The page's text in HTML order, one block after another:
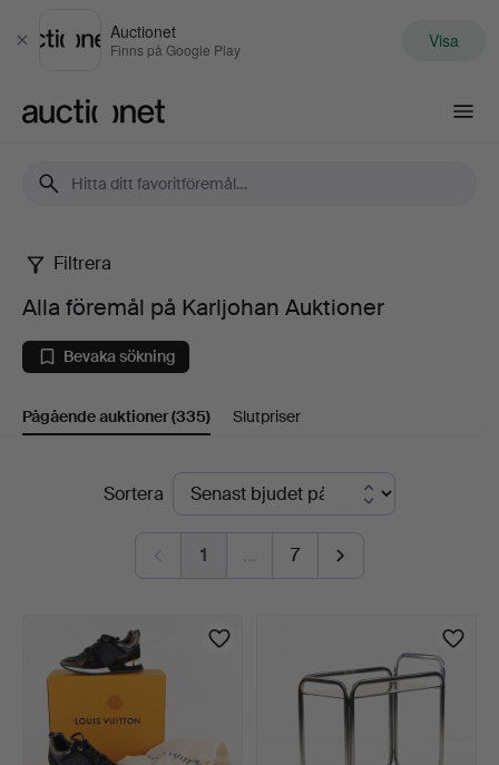
Stäng
Auctionet
Finns på Google Play Visa
Alla
föremål
på
Karljohan
Auktioner
Filtrera
Alla föremål på Karljohan Auktioner
Bevaka sökning
Pågående auktioner(335) Slutpriser
PågåendeSortera
1 … 7